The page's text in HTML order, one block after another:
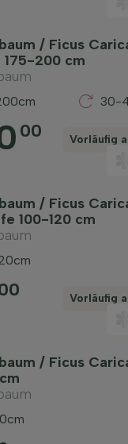
/ Ficus
175-200 cm
30-
00 Vorläufig
/ Ficus
100-120 cm
Vorläufig
/ Ficus